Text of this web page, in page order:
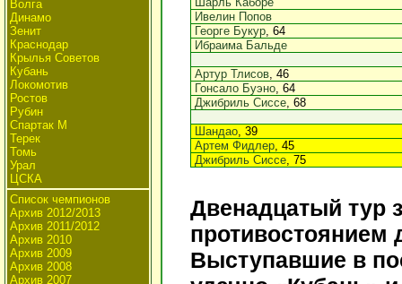
Волга
Динамо
Зенит
Краснодар
Крылья Советов
Кубань
Локомотив
Ростов
Рубин
Спартак М
Терек
Томь
Урал
ЦСКА
Список чемпионов
Архив 2012/2013
Архив 2011/2012
Архив 2010
Архив 2009
Архив 2008
Архив 2007
Ивелин Попов
Георге Букур, 64
Ибраима Бальде
Артур Тлисов, 46
Гонсало Буэно, 64
Джибриль Сиссе, 68
Шандао, 39
Артем Фидлер, 45
Джибриль Сиссе, 75
Двенадцатый тур
Выступавшие в